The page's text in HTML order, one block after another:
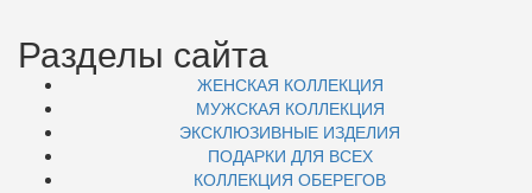
Разделы сайта
ЖЕНСКАЯ КОЛЛЕКЦИЯ
МУЖСКАЯ КОЛЛЕКЦИЯ
ЭКСКЛЮЗИВНЫЕ ИЗДЕЛИЯ
ПОДАРКИ ДЛЯ ВСЕХ
КОЛЛЕКЦИЯ ОБЕРЕГОВ